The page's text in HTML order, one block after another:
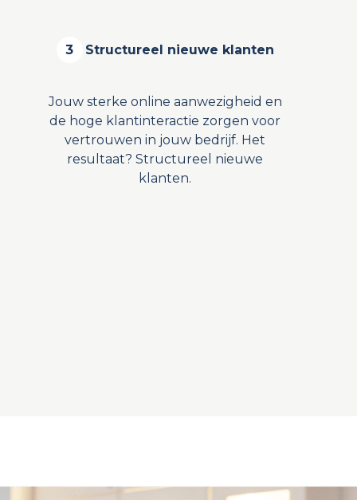
3 Structureel nieuwe klanten
Jouw sterke online aanwezigheid en
de hoge klantinteractie zorgen voor
vertrouwen in jouw bedrijf. Het
resultaat? Structureel nieuwe
klanten.